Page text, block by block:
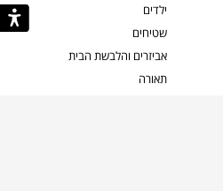
ילדים
שטיחים
אביזרים והלבשת הבית
תאורה